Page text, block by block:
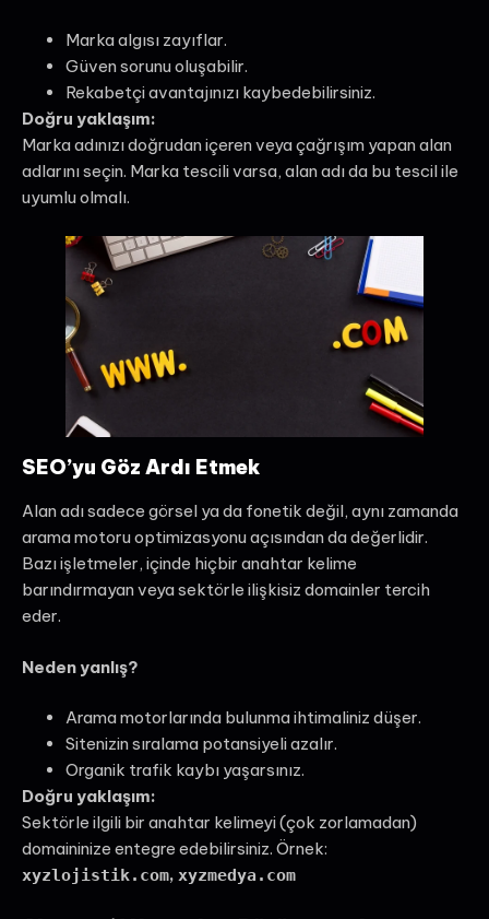
Marka algısı zayıflar.
Güven sorunu oluşabilir.
Rekabetçi avantajınızı kaybedebilirsiniz.
Doğru yaklaşım:
Marka adınızı doğrudan içeren veya çağrışım yapan alan
adlarını seçin. Marka tescili varsa, alan adı da bu tescil ile
uyumlu olmalı.
SEO’yu Göz Ardı Etmek
Alan adı sadece görsel ya da fonetik değil, aynı zamanda
arama motoru optimizasyonu açısından da değerlidir.
Bazı işletmeler, içinde hiçbir anahtar kelime
barındırmayan veya sektörle ilişkisiz domainler tercih
eder.
Neden yanlış?
Arama motorlarında bulunma ihtimaliniz düşer.
Sitenizin sıralama potansiyeli azalır.
Organik trafik kaybı yaşarsınız.
Doğru yaklaşım:
Sektörle ilgili bir anahtar kelimeyi (çok zorlamadan)
domaininize entegre edebilirsiniz. Örnek:
xyzlojistik.com, xyzmedya.com